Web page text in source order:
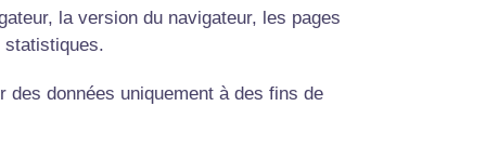
la version du navigateur, les pages
statistiques.
données uniquement à des fins de